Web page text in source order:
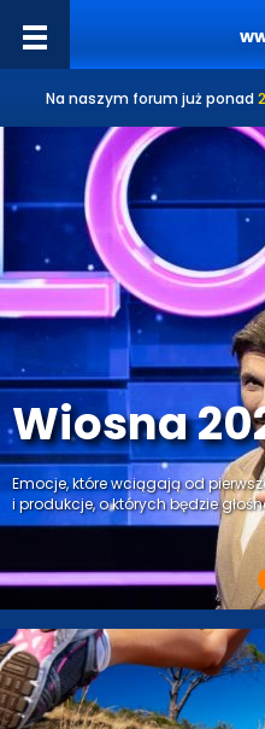
Na naszym forum już ponad
Wiosna
Emocje, które wciągają od
i produkcje, o których będzie